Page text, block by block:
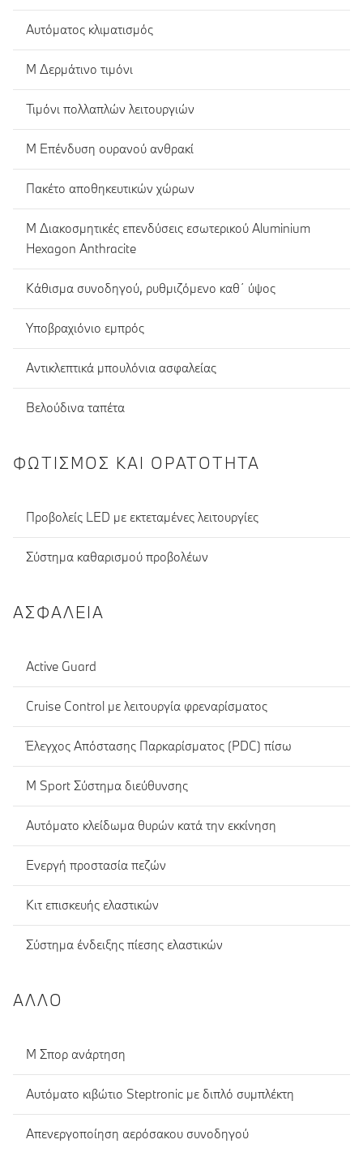
Αυτόματος κλιματισμός
Μ Δερμάτινο τιμόνι
Τιμόνι πολλαπλών λειτουργιών
M Eπένδυση ουρανού ανθρακί
Πακέτο αποθηκευτικών χώρων
M Διακοσμητικές επενδύσεις εσωτερικού Aluminium
Hexagon Anthracite
Κάθισμα συνοδηγού, ρυθμιζόμενο καθ΄ ύψος
Υποβραχιόνιο εμπρός
Αντικλεπτικά μπουλόνια ασφαλείας
Βελούδινα ταπέτα
ΦΩΤΙΣΜΌΣ ΚΑΙ ΟΡΑΤΌΤΗΤΑ
Προβολείς LED με εκτεταμένες λειτουργίες
Σύστημα καθαρισμού προβολέων
ΑΣΦΆΛΕΙΑ
Active Guard
Cruise Control με λειτουργία φρεναρίσματος
Έλεγχος Απόστασης Παρκαρίσματος (PDC) πίσω
M Sport Σύστημα διεύθυνσης
Αυτόματο κλείδωμα θυρών κατά την εκκίνηση
Ενεργή προστασία πεζών
Κιτ επισκευής ελαστικών
Σύστημα ένδειξης πίεσης ελαστικών
ΆΛΛΟ
Μ Σπορ ανάρτηση
Αυτόματο κιβώτιο Steptronic με διπλό συμπλέκτη
Απενεργοποίηση αερόσακου συνοδηγού